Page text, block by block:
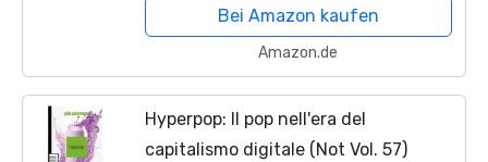
Bei Amazon kaufen
Amazon.de
Hyperpop: Il pop nell'era del
capitalismo digitale (Not Vol. 57)